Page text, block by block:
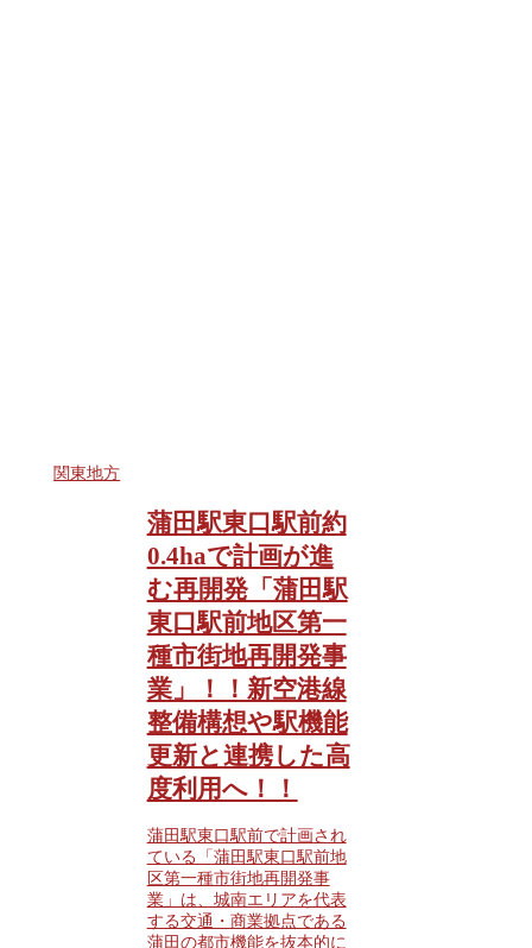
関東地方
蒲田駅東口駅前約
0.4haで計画が進
む再開発「蒲田駅
東口駅前地区第一
種市街地再開発事
業」！！新空港線
整備構想や駅機能
更新と連携した高
度利用へ！！
蒲田駅東口駅前で計画され
ている「蒲田駅東口駅前地
区第一種市街地再開発事
業」は、城南エリアを代表
する交通・商業拠点である
蒲田の都市機能を抜本的に